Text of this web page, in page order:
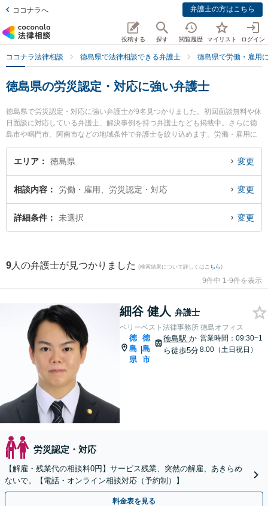
ココナラへ 弁護士の方はこちら
投稿する 探す 閲覧履歴 マイリスト ログイン
ココナラ法律相談 徳島県で法律相談できる弁護士 徳島県で労働・雇用
徳島県の労災認定・対応に強い弁護士
徳島県で労災認定・対応に強い弁護士が9名見つかりました。初回面談無料や休
日面談に対応している弁護士、解決事例を持つ弁護士なども掲載中。さらに徳
島市や鳴門市、阿南市などの地域条件で弁護士を絞り込めます。労働・雇用に
関係する不当解雇や退職勧奨、内定取消等の細かな分野での絞り込み検索もで
き便利です。特にベリーベスト法律事務所 徳島オフィスの細谷 健人弁護士やパ
す。『徳島県で土日や夜間に発生した労災認定・対応のトラブルを今すぐに弁
護士に相談したい』『労災認定・対応のトラブル解決の実績豊富な近くの弁護
士を検索したい』『初回相談無料で労災認定・対応を法律相談できる徳島県内
エリア 徳島県 変更
相談内容 労働・雇用、労災認定・対応 変更
詳細条件 未選択 変更
9 人の弁護士が見つかりました (検索結果について詳しくは こちら)
9件中 1-9件を表示
細谷 健人 弁護士
ベリーベスト法律事務所 徳島オフィス
徳
島
県
|
徳
島
市
徳島駅か
ら徒歩5分
営業時間：09:30~1
8:00（土日祝日）
労災認定・対応
【解雇・残業代の相談料0円】サービス残業、突然の解雇、あきらめ
ないで。【電話・オンライン相談対応（予約制）】
料金表を見る